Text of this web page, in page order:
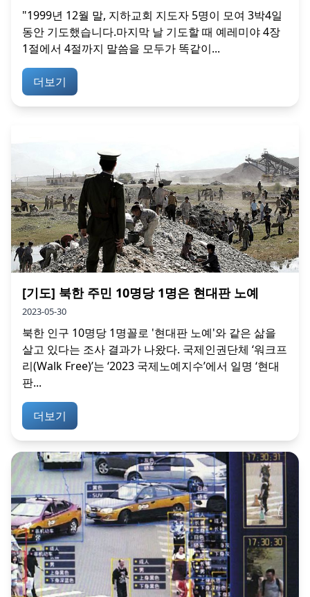
"1999년 12월 말, 지하교회 지도자 5명이 모여 3박4일
동안 기도했습니다.마지막 날 기도할 때 예레미야 4장
1절에서 4절까지 말씀을 모두가 똑같이...
더보기
[기도] 북한 주민 10명당 1명은 현대판 노예
2023-05-30
북한 인구 10명당 1명꼴로 '현대판 노예'와 같은 삶을
살고 있다는 조사 결과가 나왔다. 국제인권단체 ‘워크프
리(Walk Free)’는 ‘2023 국제노예지수’에서 일명 ‘현대
판...
더보기